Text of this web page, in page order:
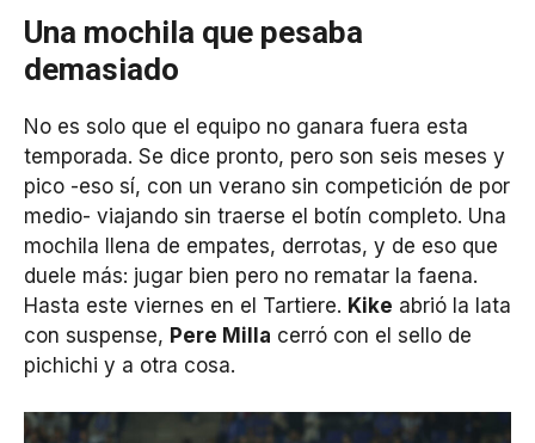
Una mochila que pesaba
demasiado
No es solo que el equipo no ganara fuera esta
temporada. Se dice pronto, pero son seis meses y
pico -eso sí, con un verano sin competición de por
medio- viajando sin traerse el botín completo. Una
mochila llena de empates, derrotas, y de eso que
duele más: jugar bien pero no rematar la faena.
Hasta este viernes en el Tartiere. Kike abrió la lata
con suspense, Pere Milla cerró con el sello de
pichichi y a otra cosa.